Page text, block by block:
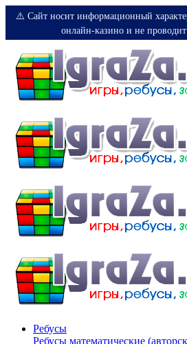
⚠️ Сайт носит информационный
онлайн-казино и не
Ребусы
Ребусы математические